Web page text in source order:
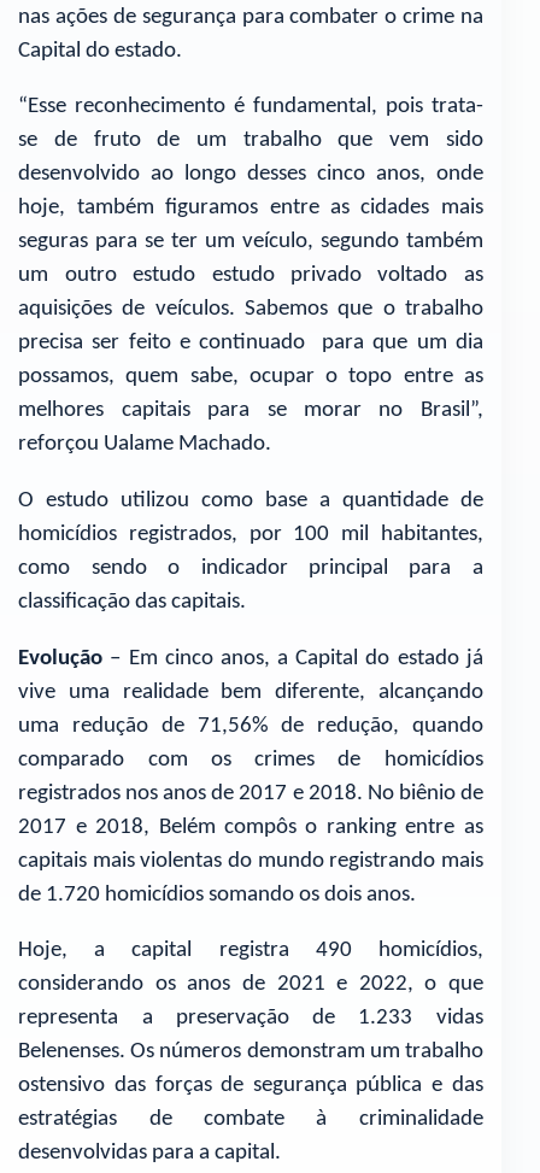
nas ações de segurança para combater o crime na
Capital do estado.
“Esse reconhecimento é fundamental, pois trata-
se de fruto de um trabalho que vem sido
desenvolvido ao longo desses cinco anos, onde
hoje, também figuramos entre as cidades mais
seguras para se ter um veículo, segundo também
um outro estudo estudo privado voltado as
aquisições de veículos. Sabemos que o trabalho
precisa ser feito e continuado para que um dia
possamos, quem sabe, ocupar o topo entre as
melhores capitais para se morar no Brasil”,
reforçou Ualame Machado.
O estudo utilizou como base a quantidade de
homicídios registrados, por 100 mil habitantes,
como sendo o indicador principal para a
classificação das capitais.
Evolução – Em cinco anos, a Capital do estado já
vive uma realidade bem diferente, alcançando
uma redução de 71,56% de redução, quando
comparado com os crimes de homicídios
registrados nos anos de 2017 e 2018. No biênio de
2017 e 2018, Belém compôs o ranking entre as
capitais mais violentas do mundo registrando mais
de 1.720 homicídios somando os dois anos.
Hoje, a capital registra 490 homicídios,
considerando os anos de 2021 e 2022, o que
representa a preservação de 1.233 vidas
Belenenses. Os números demonstram um trabalho
ostensivo das forças de segurança pública e das
estratégias de combate à criminalidade
desenvolvidas para a capital.